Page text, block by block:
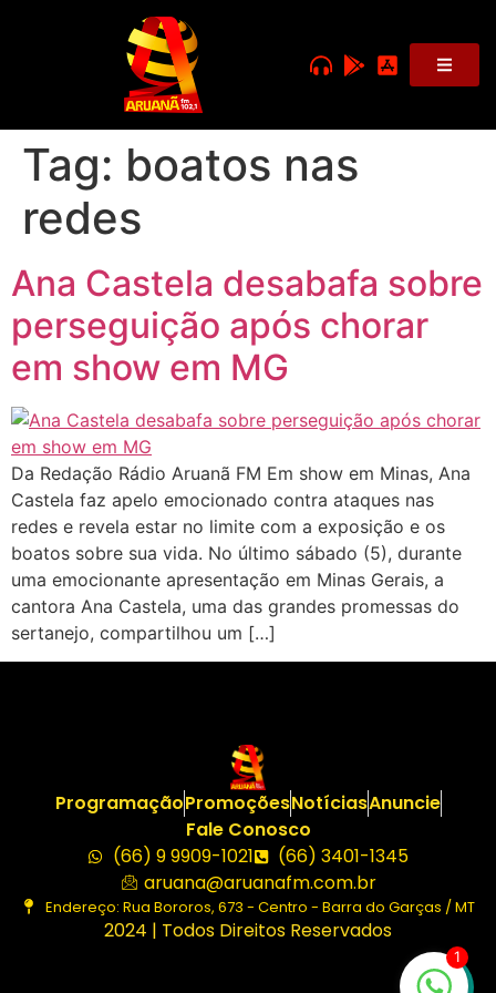
Tag: boatos nas
redes
Ana Castela desabafa sobre
perseguição após chorar
em show em MG
Da Redação Rádio Aruanã FM Em show em Minas, Ana
Castela faz apelo emocionado contra ataques nas
redes e revela estar no limite com a exposição e os
boatos sobre sua vida. No último sábado (5), durante
uma emocionante apresentação em Minas Gerais, a
cantora Ana Castela, uma das grandes promessas do
sertanejo, compartilhou um […]
ProgramaçãoPromoçõesNotíciasAnuncie
Fale Conosco
(66) 9 9909-1021
(66) 3401-1345
aruana@aruanafm.com.br
Endereço: Rua Bororos, 673 - Centro - Barra do Garças / MT
2024 | Todos Direitos Reservados
1